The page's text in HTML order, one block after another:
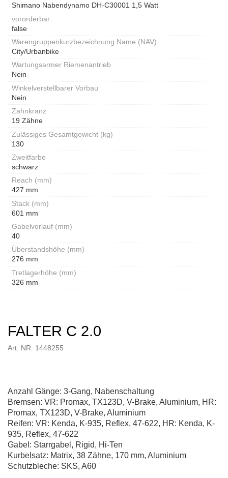
Shimano Nabendynamo DH-C30001 1,5 Watt
vororderbar
false
Warengruppenkurzbezeichnung Name (NAV)
City/Urbanbike
Wartungsarmer Riemenantrieb
Nein
Winkelverstellbarer Vorbau
Nein
Zahnkranz
19 Zähne
Zulässiges Gesamtgewicht (kg)
130
Zweitfarbe
schwarz
Reach (mm)
427 mm
Stack (mm)
601 mm
Gabelvorlauf (mm)
40
Überstandshöhe (mm)
276 mm
Tretlagerhöhe (mm)
326 mm
FALTER C 2.0
Art. NR: 1448255
Anzahl Gänge: 3-Gang, Nabenschaltung
Bremsen: VR: Promax, TX123D, V-Brake, Aluminium, HR:
Promax, TX123D, V-Brake, Aluminium
Reifen: VR: Kenda, K-935, Reflex, 47-622, HR: Kenda, K-
935, Reflex, 47-622
Gabel: Starrgabel, Rigid, Hi-Ten
Kurbelsatz: Matrix, 38 Zähne, 170 mm, Aluminium
Schutzbleche: SKS, A60